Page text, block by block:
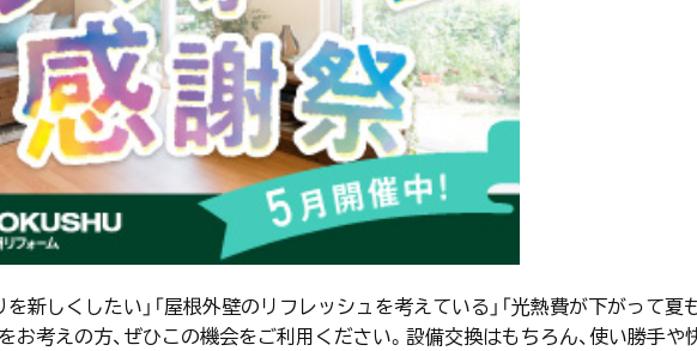
を新しくしたい」「屋根外壁のリフレッシュを考えている」「光熱費が下がって夏
お考えの方、ぜひこの機会をご利用ください。設備交換はもちろん、使い勝手や